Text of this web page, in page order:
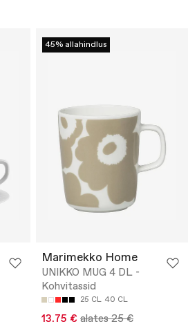
45% allahindlus
Marimekko Home
UNIKKO MUG 4 DL -
Kohvitassid
25 CL 40 CL
13.75 € alates 25 €